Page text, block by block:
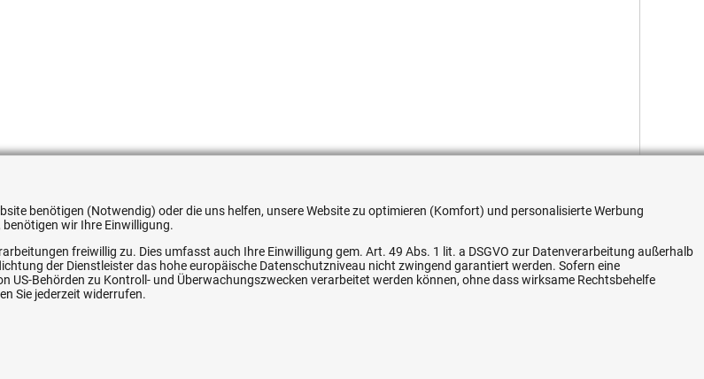
Hytec-Hydraulik Vorteile Flexible Zahlung
benötigen (Notwendig) oder die uns helfen, unsere Website zu optimieren (Komfort) und personalisierte Werbung
wir Ihre Einwilligung.
freiwillig zu. Dies umfasst auch Ihre Einwilligung gem. Art. 49 Abs. 1 lit. a DSGVO zur Datenverarbeitung außerhalb
der Dienstleister das hohe europäische Datenschutzniveau nicht zwingend garantiert werden. Sofern eine
Behörden zu Kontroll- und Überwachungszwecken verarbeitet werden können, ohne dass wirksame Rechtsbehelfe
Sie jederzeit widerrufen.